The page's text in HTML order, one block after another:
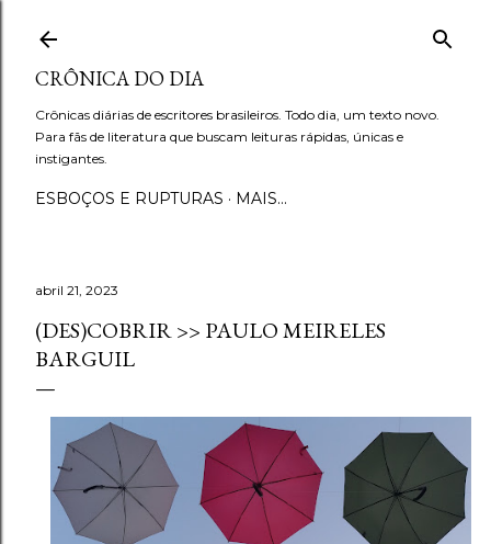
CRÔNICA DO DIA
Crônicas diárias de escritores brasileiros. Todo dia, um texto novo.
Para fãs de literatura que buscam leituras rápidas, únicas e
instigantes.
ESBOÇOS E RUPTURAS MAIS…
abril 21, 2023
(DES)COBRIR >> PAULO MEIRELES
BARGUIL